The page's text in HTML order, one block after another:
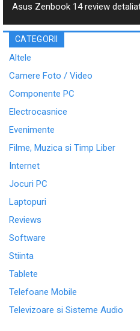
Asus Zenbook 14 review
CATEGORII
Altele
Camere Foto / Video
Componente PC
Electrocasnice
Evenimente
Filme, Muzica si Timp Liber
Internet
Jocuri PC
Laptopuri
Reviews
Software
Stiinta
Tablete
Telefoane Mobile
Televizoare si Sisteme Audio